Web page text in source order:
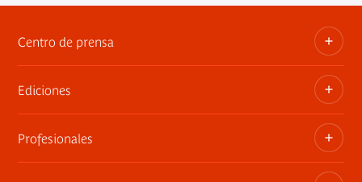
Centro de prensa
Dosieres, comunicados de prensa, anuncios de
exposiciones
Ediciones
Las publicaciones del museo
Profesionales